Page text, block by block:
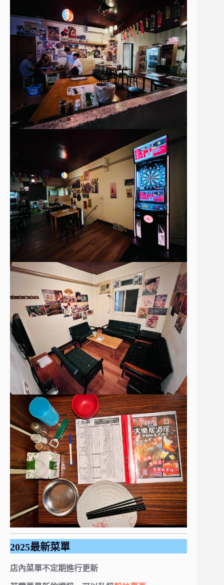
2025最新菜單
店內菜單不定期進行更新